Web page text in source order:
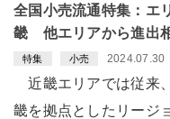
全国小売流通特集：エ
畿 他エリアから進出
特集 小売 2024.07.30
近畿エリアでは従来
畿を拠点としたリージ